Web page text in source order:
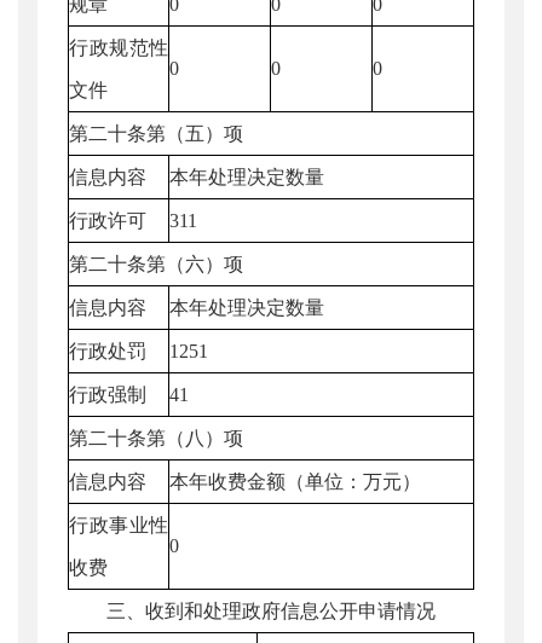
规章 0 0 0
行政规范性
文件
0 0 0
第二十条第（五）项
信息内容 本年处理决定数量
行政许可 311
第二十条第（六）项
信息内容 本年处理决定数量
行政处罚 1251
行政强制 41
第二十条第（八）项
信息内容 本年收费金额（单位：万元）
行政事业性
收费
0
三、收到和处理政府信息公开申请情况